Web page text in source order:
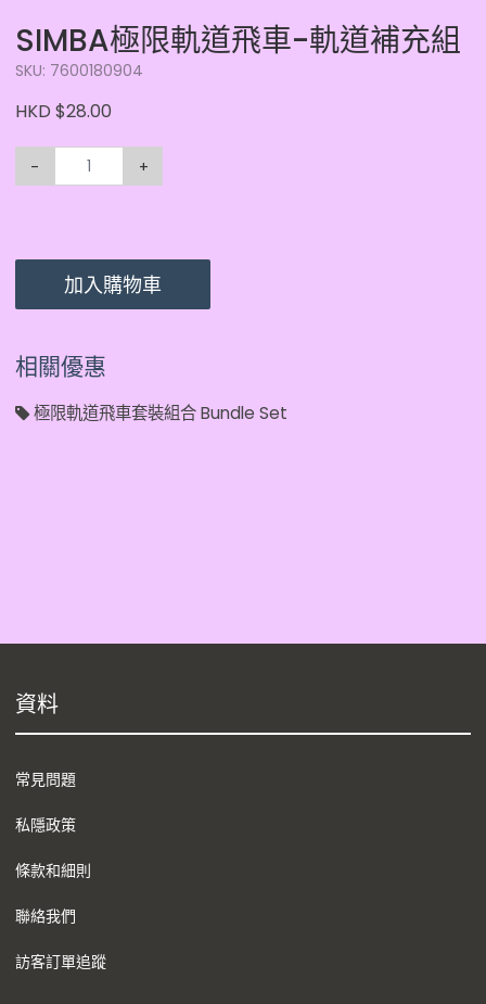
SIMBA極限軌道飛車-軌道補充組
SKU: 7600180904
HKD $28.00
- +
加入購物車
相關優惠
極限軌道飛車套裝組合 Bundle Set
資料
常見問題
私隱政策
條款和細則
聯絡我們
訪客訂單追蹤